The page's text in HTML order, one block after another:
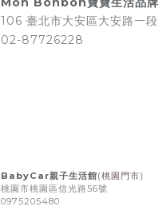
106 臺北市大安區大安路一
02-87726228
BabyCar親子生活館(桃園門市)
桃園市桃園區信光路56號
0975205480